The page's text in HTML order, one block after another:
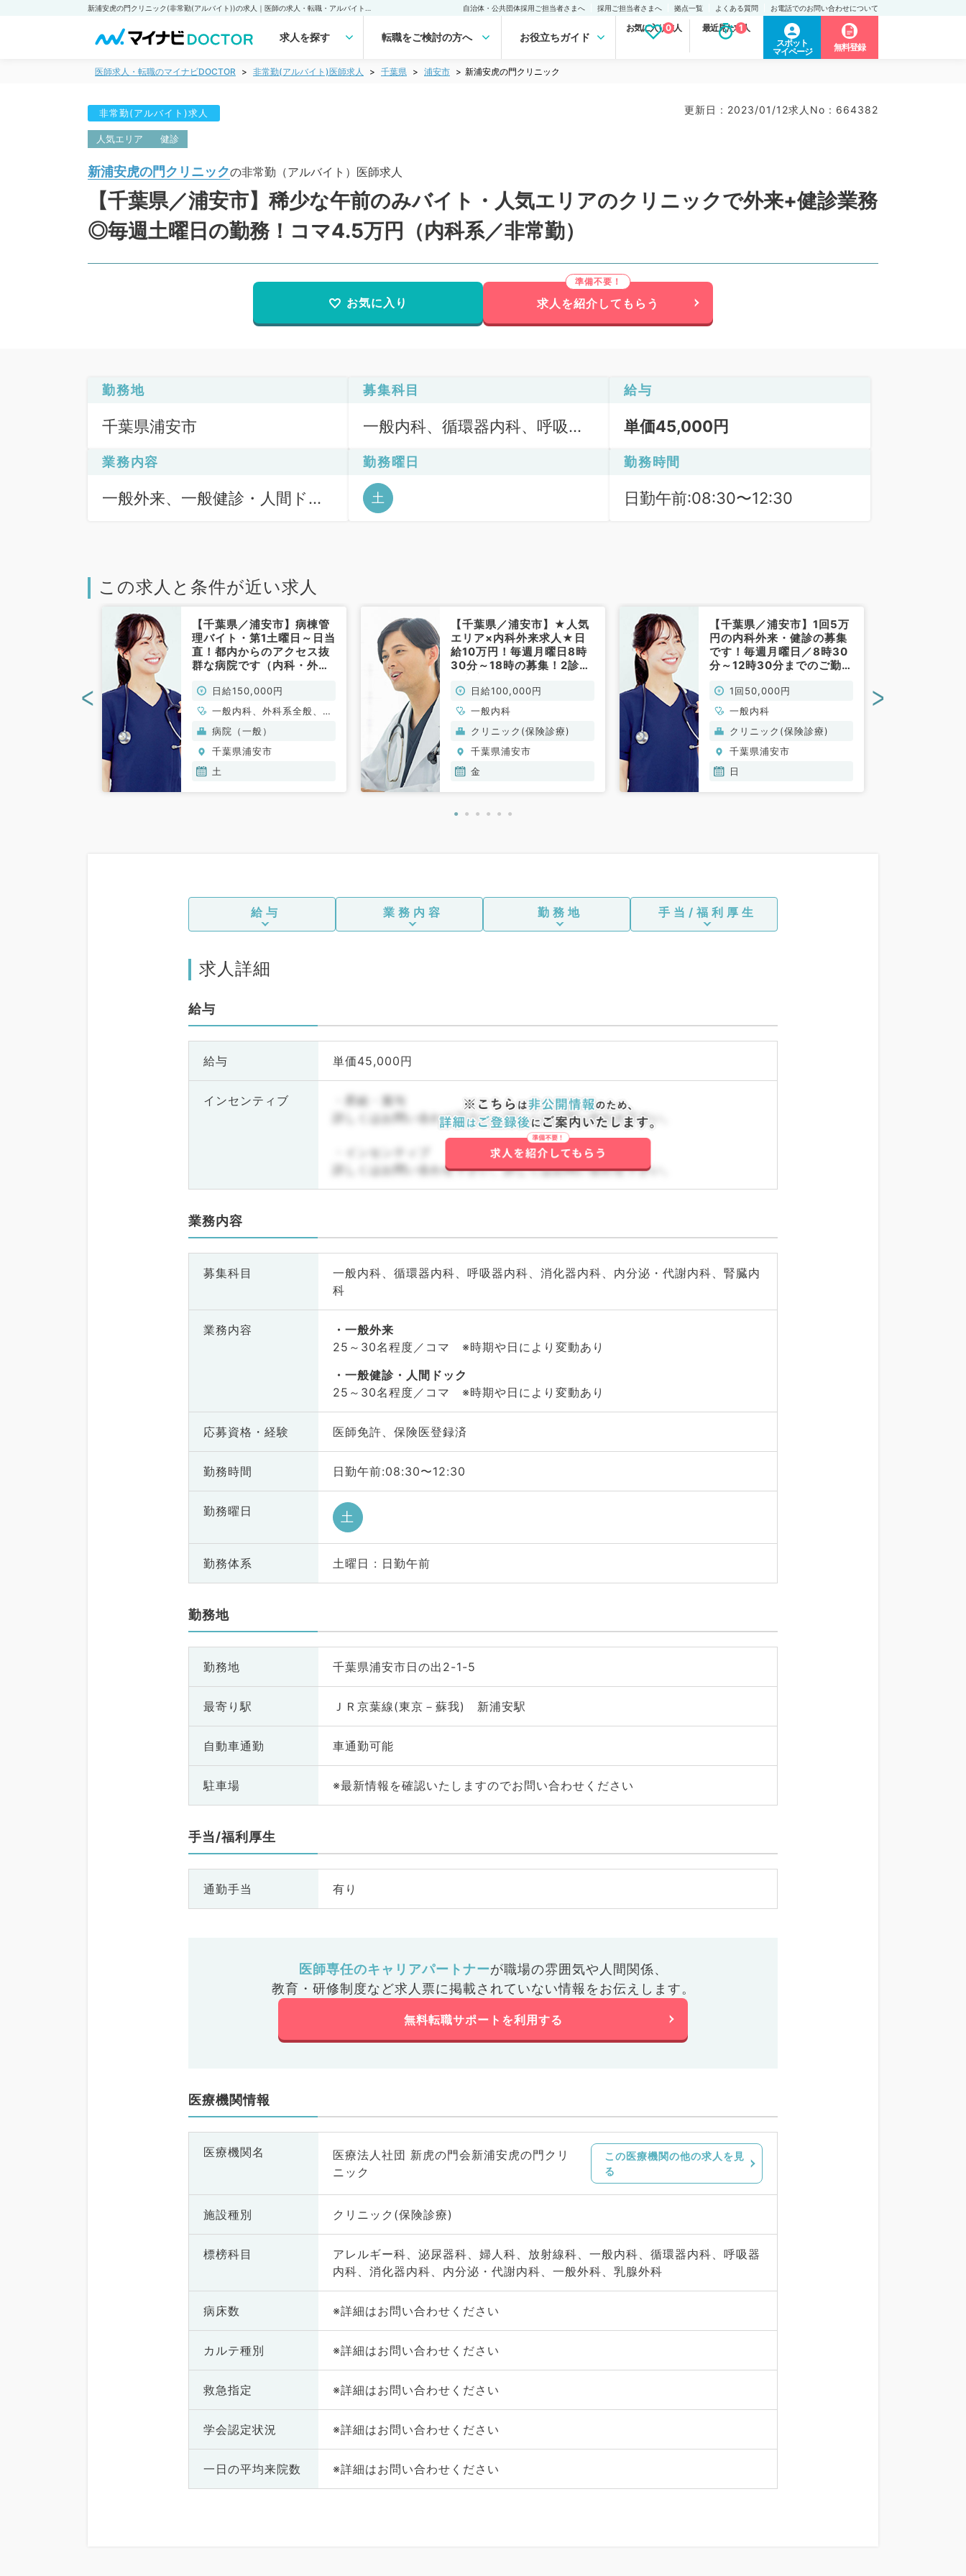
自治体・公共団体採用ご担当者さまへ 採用ご担当者さまへ 拠点一覧 よくある質問 お電話でのお問い合わせについて
求人を探す 転職をご検討の方へ お役立ちガイド
お気に入り求人
0 最近見た求人
1
スポット
マイページ
無料登録
医師求人・転職のマイナビDOCTOR 非常勤(アルバイト)医師求人 千葉県 浦安市 新浦安虎の門クリニック
非常勤(アルバイト)求人 更新日 : 2023/01/12求人No : 664382
人気エリア 健診
新浦安虎の門クリニックの非常勤（アルバイト）医師求人
【千葉県／浦安市】稀少な午前のみバイト・人気エリアのクリニックで外来+健診業務
◎毎週土曜日の勤務！コマ4.5万円（内科系／非常勤）
お気に入り 求人を紹介してもらう
勤務地
千葉県浦安市
募集科目
一般内科、循環器内科、呼吸器
謝内科、腎臓内科
給与
単価45,000円
業務内容
一般外来、一般健診・人間ドッ
勤務曜日
土
勤務時間
日勤午前:08:30〜12:30
この求人と条件が近い求人
【千葉県／浦安市】病棟管
理バイト・第1土曜日～日当
直！都内からのアクセス抜
群な病院です（内科・外科
日給150,000円
一般内科、外科系全般、一
般外科
病院（一般）
千葉県浦安市
土
【千葉県／浦安市】★人気
エリア×内科外来求人★日
給10万円！毎週月曜日8時
30分～18時の募集！2診制
ます！（一般内科／非常
勤）
日給100,000円
一般内科
クリニック(保険診療)
千葉県浦安市
金
【千葉県／浦安市】1回5万
円の内科外来・健診の募集
です！毎週月曜日／8時30
分～12時30分までのご勤
務いただけます！（一般内
科／非常勤）
1回50,000円
一般内科
クリニック(保険診療)
千葉県浦安市
日
< >
給与 業務内容 勤務地 手当/福利厚生
求人詳細
給与
給与 単価45,000円
インセンティブ
・昇給・賞与
詳しくはお問い合わせ下さい。詳しくはお問い合わせ下さい。
・インセンティブ
詳しくはお問い合わせ下さい。詳しくはお問い合わせ下さい。
業務内容
募集科目
一般内科、循環器内科、呼吸器内科、消化器内科、内分泌・代謝内科、腎臓内
科
業務内容
一般外来
25～30名程度／コマ ※時期や日により変動あり
一般健診・人間ドック
25～30名程度／コマ ※時期や日により変動あり
応募資格・ 経験 医師免許、保険医登録済
勤務時間 日勤午前:08:30〜12:30
勤務曜日 土
勤務体系 土曜日 : 日勤午前
勤務地
勤務地 千葉県浦安市日の出2-1-5
最寄り駅 ＪＲ京葉線(東京－蘇我) 新浦安駅
自動車通勤 車通勤可能
駐車場 ※最新情報を確認いたしますのでお問い合わせください
手当/福利厚生
通勤手当 有り
医師専任のキャリアパートナーが職場の雰囲気や人間関係、
教育・研修制度など求人票に掲載されていない情報をお伝えします。
無料転職サポートを利用する
医療機関情報
医療機関名
医療法人社団 新虎の門会新浦安虎の門クリ
ニック
この医療機関の他の求人を見
る
施設種別 クリニック(保険診療)
標榜科目
アレルギー科、泌尿器科、婦人科、放射線科、一般内科、循環器内科、呼吸器
内科、消化器内科、内分泌・代謝内科、一般外科、乳腺外科
病床数 ※詳細はお問い合わせください
カルテ種別 ※詳細はお問い合わせください
救急指定 ※詳細はお問い合わせください
学会認定状況 ※詳細はお問い合わせください
一日の平均来院数 ※詳細はお問い合わせください